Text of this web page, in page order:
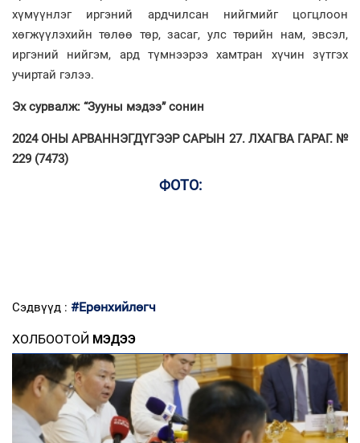
хүмүүнлэг иргэний ардчилсан нийгмийг цогцлоон
хөгжүүлэхийн төлөө төр, засаг, улс төрийн нам, эвсэл,
иргэний нийгэм, ард түмнээрээ хамтран хүчин зүтгэх
учиртай гэлээ.
Эх сурвалж: “Зууны мэдээ” сонин
2024 ОНЫ АРВАННЭГДҮГЭЭР САРЫН 27. ЛХАГВА ГАРАГ. №
229 (7473)
ФОТО:
Сэдвүүд : #Ерөнхийлөгч
ХОЛБООТОЙ МЭДЭЭ